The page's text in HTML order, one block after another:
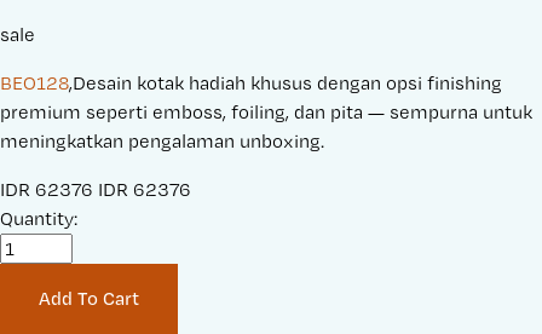
sale
BEO128,Desain kotak hadiah khusus dengan opsi finishing
premium seperti emboss, foiling, dan pita — sempurna untuk
meningkatkan pengalaman unboxing.
S
a
IDR 62376 O
IDR 62376
Quantity:
Add To Cart